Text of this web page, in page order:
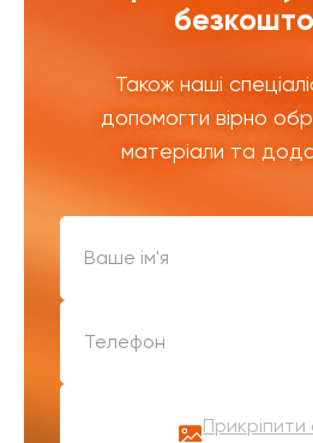
Також наші
допомогти вірно
матеріали та